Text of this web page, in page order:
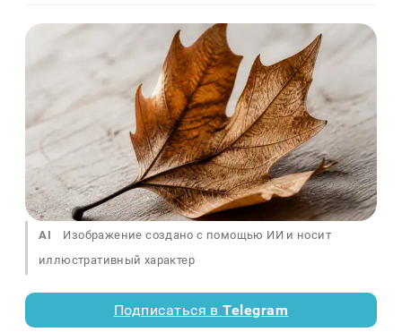
AI
Изображение создано с помощью ИИ и носит
иллюстративный характер
Подписаться вTelegram